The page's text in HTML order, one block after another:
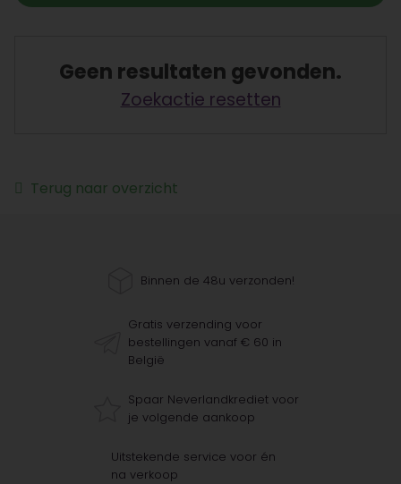
Geen resultaten gevonden.
Zoekactie resetten
Terug naar overzicht
Binnen de 48u verzonden!
Gratis verzending voor
bestellingen vanaf € 60 in
België
Spaar Neverlandkrediet voor
je volgende aankoop
Uitstekende service voor én
na verkoop